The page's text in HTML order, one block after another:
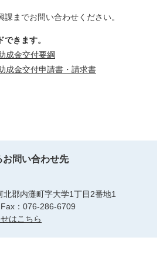
までお問い合わせください。
きます。
成金交付要綱
成金交付申請書・請求書
お問い合わせ先
北郡内灘町字大学1丁目2番地1
Fax：076-286-6709
はこちら